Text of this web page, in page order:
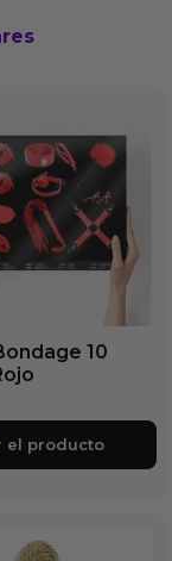
10
el producto